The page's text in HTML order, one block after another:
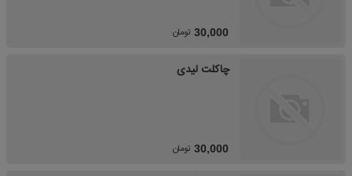
30,000 تومان
چاکلت لیدی
30,000 تومان